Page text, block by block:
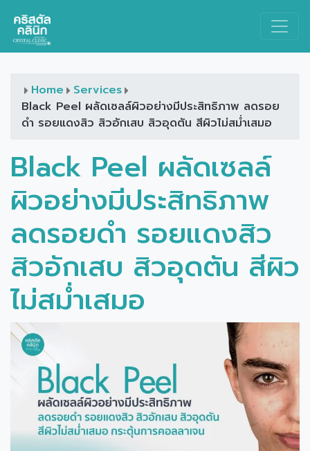
Main Navigation
Home
Services
Black Peel ผลัดเซลล์ผิวอย่างมีประสิทธิภาพ ลดรอย
ดำ รอยแดงสิว สิวอักเสบ สิวอุดตัน สีผิวไม่สม่ำเสมอ
Black Peel ผลัดเซลล์
ผิวอย่างมีประสิทธิภาพ
ลดรอยดำ รอยแดงสิว
สิวอักเสบ สิวอุดตัน สีผิว
ไม่สม่ำเสมอ